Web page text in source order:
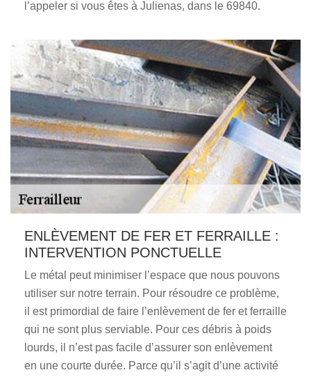
l’appeler si vous êtes à Julienas, dans le 69840.
ENLÈVEMENT DE FER ET FERRAILLE :
INTERVENTION PONCTUELLE
Le métal peut minimiser l’espace que nous pouvons
utiliser sur notre terrain. Pour résoudre ce problème,
il est primordial de faire l’enlèvement de fer et ferraille
qui ne sont plus serviable. Pour ces débris à poids
lourds, il n’est pas facile d’assurer son enlèvement
en une courte durée. Parce qu’il s’agit d’une activité